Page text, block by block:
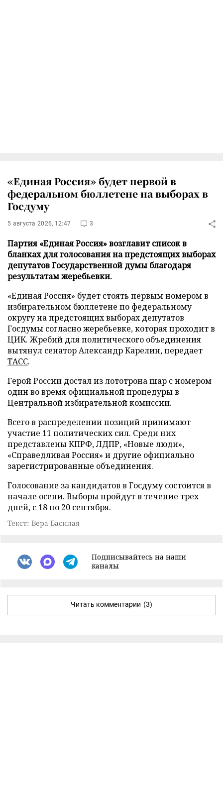
«Единая Россия» будет первой в
федеральном бюллетене на выборах в
Госдуму
5 августа 2026, 12:47 3
Партия «Единая Россия» возглавит список в
бланках для голосования на предстоящих выборах
депутатов Государственной думы благодаря
результатам жеребьевки.
«Единая Россия» будет стоять первым номером в
избирательном бюллетене по федеральному
округу на предстоящих выборах депутатов
Госдумы согласно жеребьевке, которая проходит в
ЦИК. Жребий для политического объединения
вытянул сенатор Александр Карелин, передает
ТАСС.
Герой России достал из лототрона шар с номером
один во время официальной процедуры в
Центральной избирательной комиссии.
Всего в распределении позиций принимают
участие 11 политических сил. Среди них
представлены КПРФ, ЛДПР, «Новые люди»,
«Справедливая Россия» и другие официально
зарегистрированные объединения.
Голосование за кандидатов в Госдуму состоится в
начале осени. Выборы пройдут в течение трех
дней, с 18 по 20 сентября.
Текст: Вера Басилая
Подписывайтесь на наши
каналы
Читать комментарии (3)